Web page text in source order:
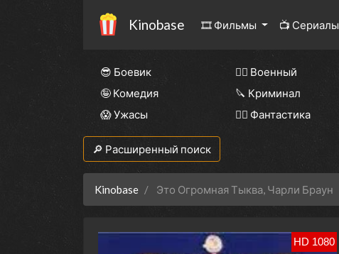
Kinobase 🎞 Фильмы 📺 Сериалы
😎 Боевик 👨‍✈️ Военный
🤪 Комедия
🔪 Криминал
😱 Ужасы
🧙‍♀️ Фантастика
🔎 Расширенный поиск
Kinobase Это Огромная Тыква, Чарли Браун
HD 1080